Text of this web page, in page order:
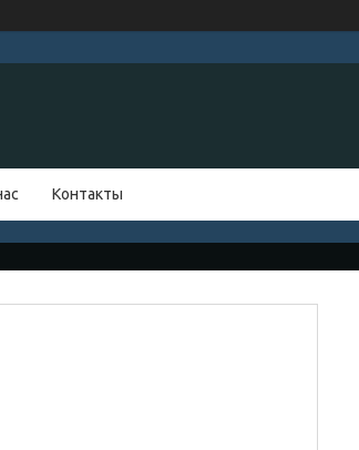
Контакты